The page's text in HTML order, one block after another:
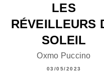
LES
RÉVEILLEURS
SOLEIL
Oxmo Puccino
03/05/2023